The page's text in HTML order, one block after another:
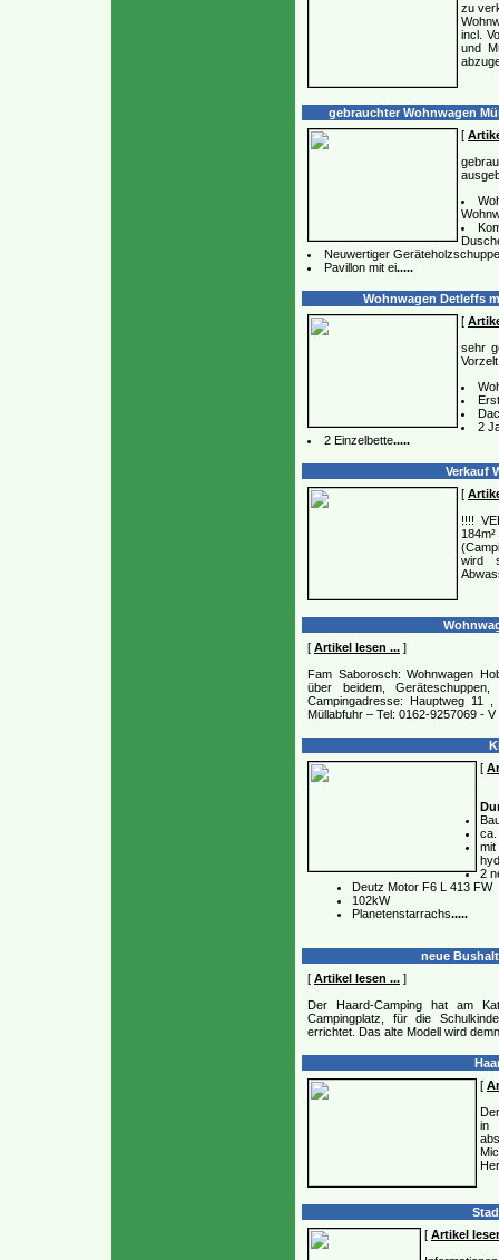
zu
incl.
und
gebrauchter Wohnwagen
[
Neuwertiger
Pavillon mit ei.....
Wohnwagen Detleffs
[
sehr
2
2 Einzelbette.....
Verkauf
[
!!!!
wird
[ Artikel lesen ... ]
Fam Saborosch: Wohnwagen
über beidem,
Campingadresse: Hauptweg 11
Müllabfuhr – Tel: 0162-9257069 - V
[
ca.
mit
2
Deutz Motor F6 L 413 FW
102kW
Planetenstarrachs.....
neue
[ Artikel lesen ... ]
Der Haard-Camping hat am
Campingplatz, für die
errichtet. Das alte Modell wird
[
in
[ Artikel